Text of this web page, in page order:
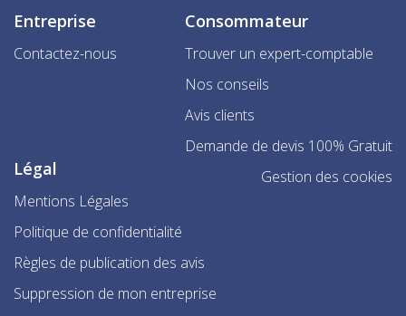
Entreprise
Contactez-nous
Consommateur
Trouver un expert-comptable
Nos conseils
Avis clients
Demande de devis 100% Gratuit
Légal
Mentions Légales
Politique de confidentialité
Règles de publication des avis
Suppression de mon entreprise
Gestion des cookies